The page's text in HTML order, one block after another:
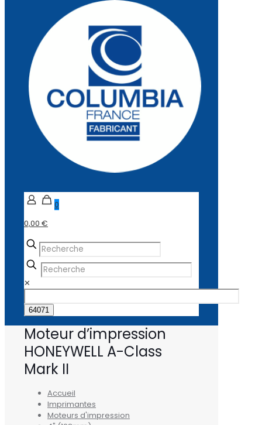
0
0,00 €
✕
Moteur d’impression
HONEYWELL A-Class
Mark II
Accueil
Imprimantes
Moteurs d'impression